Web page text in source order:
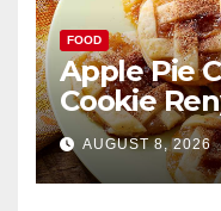
FOOD
Apple Pie
Cookie
AUGUST 8, 2026